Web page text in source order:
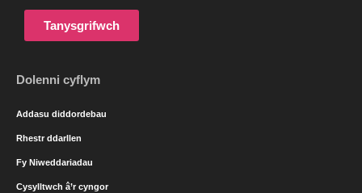
Tanysgrifwch
Dolenni cyflym
Addasu diddordebau
Rhestr ddarllen
Fy Niweddariadau
Cysylltwch â’r cyngor